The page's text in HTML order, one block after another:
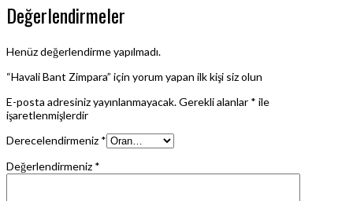
Değerlendirmeler
Henüz değerlendirme yapılmadı.
“Havali Bant Zimpara” için yorum yapan ilk kişi siz olun
E-posta adresiniz yayınlanmayacak.Gerekli alanlar * ile
işaretlenmişlerdir
Derecelendirmeniz *
Değerlendirmeniz *